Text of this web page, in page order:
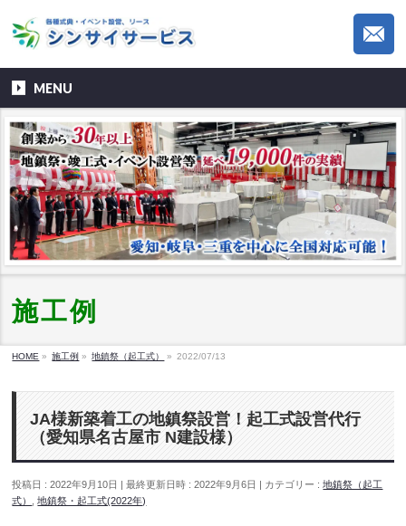
MENU
施工例
HOME » 施工例 » 地鎮祭（起工式） » 2022/07/13
JA様新築着工の地鎮祭設営！起工式設営代行
（愛知県名古屋市 N建設様）
投稿日 : 2022年9月10日 最終更新日時 : 2022年9月6日 カテゴリー :地鎮祭（起工
式）
,地鎮祭・起工式(2022年)